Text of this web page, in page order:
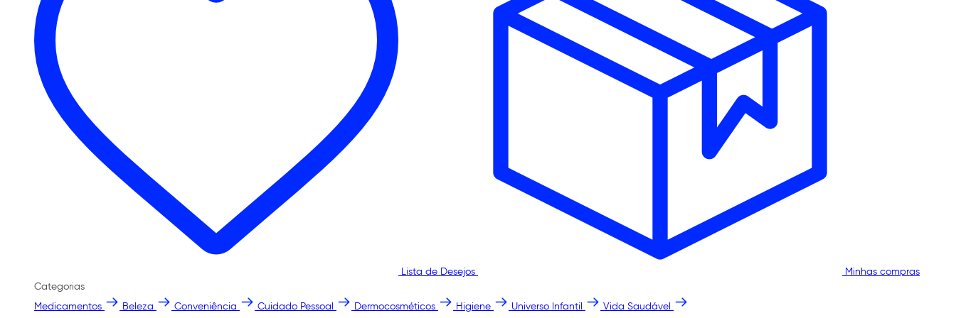
Lista de Desejos
Minhas compras
Categorias
Medicamentos
Beleza Conveniência Cuidado Pessoal Dermocosméticos Higiene Universo Infantil Vida Saudável